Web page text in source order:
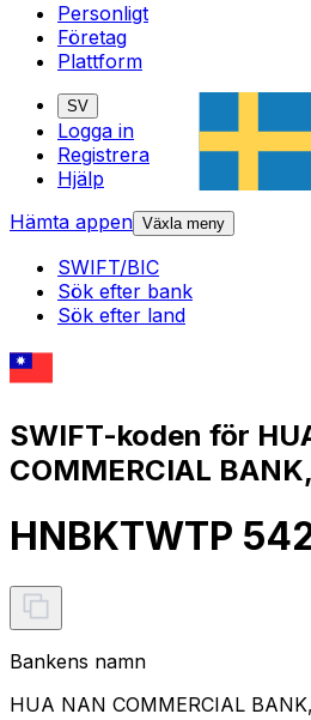
Personligt
Företag
Plattform
SV
Logga in
Registrera
Hjälp
Hämta appen Växla meny
SWIFT/BIC
Sök efter bank
Sök efter land
SWIFT-koden för
COMMERCIAL
HNBKTWTP
Bankens namn
HUA NAN COMMERCIAL